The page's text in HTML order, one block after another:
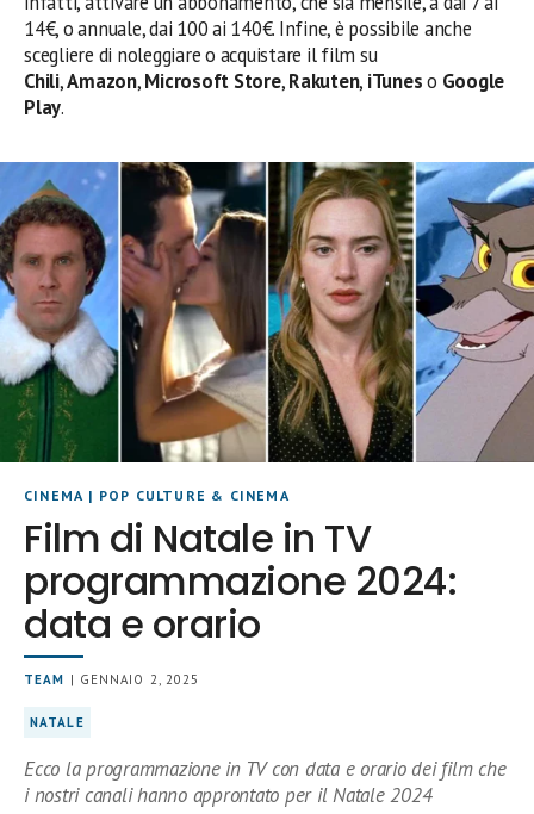
14€, o annuale, dai 100 ai 140€. Infine, è possibile anche
scegliere di noleggiare o acquistare il film su
Chili,Amazon,Microsoft Store,Rakuten, iTuneso Google
Play.
CINEMA | POP CULTURE & CINEMA
Film di Natale in TV
programmazione 2024:
data e orario
TEAM | GENNAIO 2, 2025
NATALE
Ecco la programmazione in TV con data e orario dei film che
i nostri canali hanno approntato per il Natale 2024